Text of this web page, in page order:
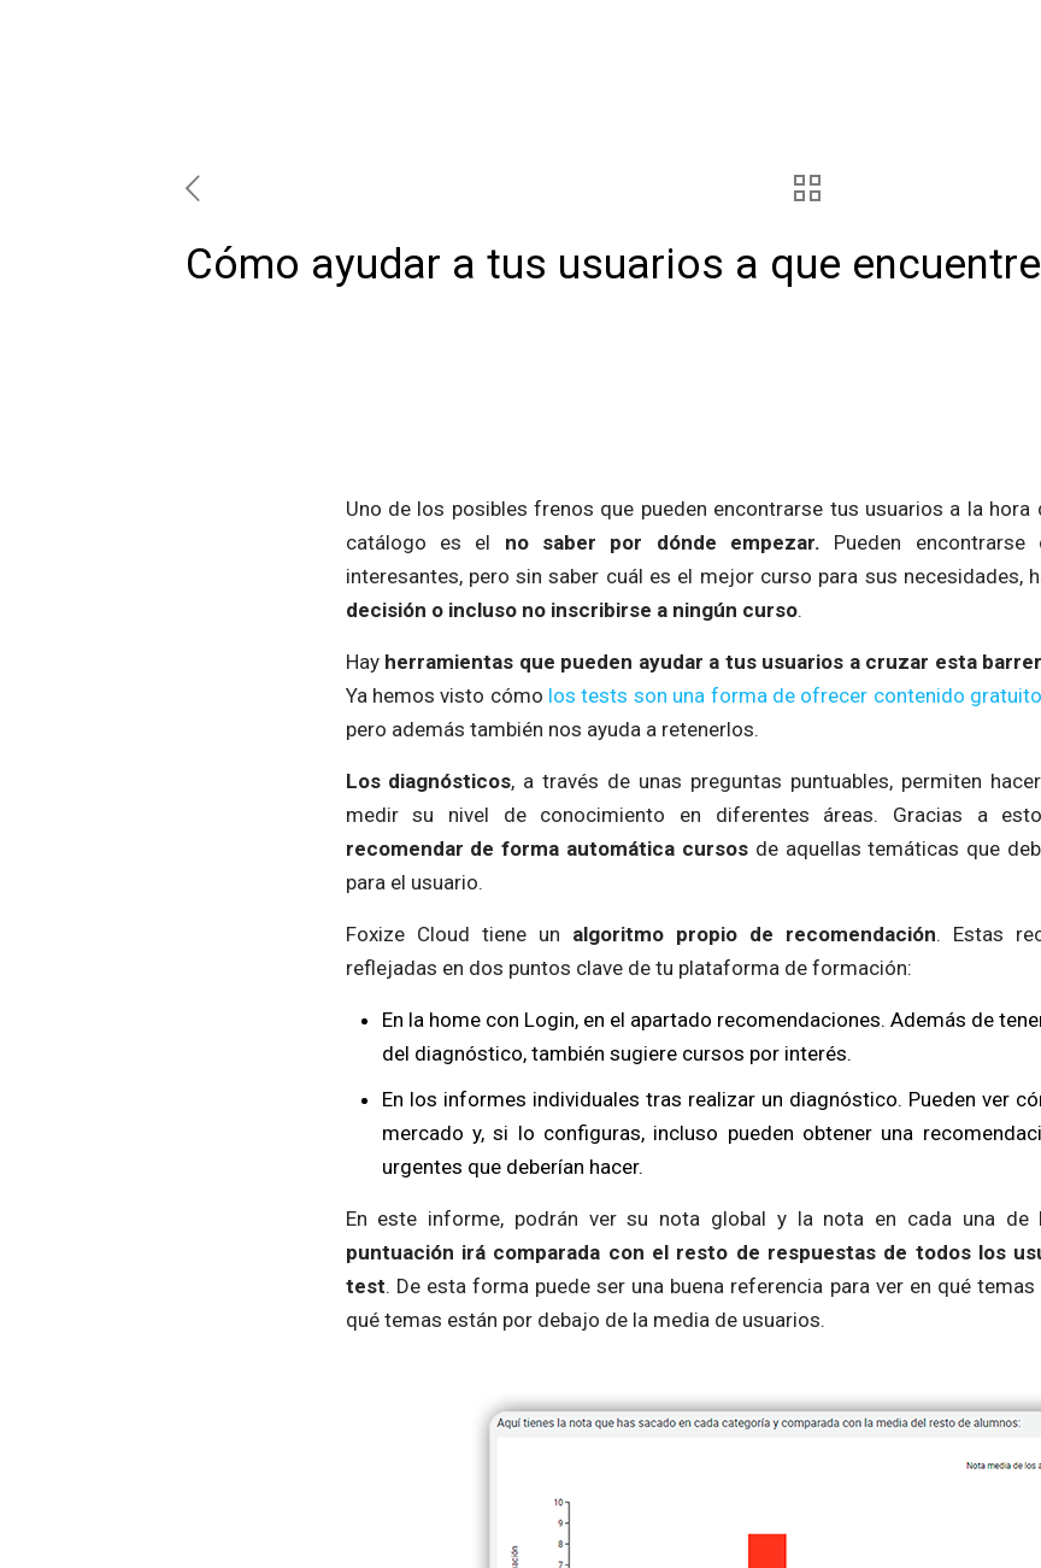
Cómo ayudar a tus usuarios a que
Uno de los posibles frenos que pueden encontrarse tus usuarios a la
catálogo es el no saber por dónde empezar. Pueden
interesantes, pero sin saber cuál es el mejor curso para sus necesidades,
decisión o incluso no inscribirse a ningún curso.
Hayherramientas que pueden ayudar a tus usuarios a cruzar esta
Ya hemos visto cómo los tests son una forma de ofrecer contenido
pero además también nos ayuda a retenerlos.
Los diagnósticos, a través de unas preguntas puntuables, permiten
medir su nivel de conocimiento en diferentes áreas. Gracias a
recomendar de forma automática cursosde aquellas temáticas que
para el usuario.
Foxize Cloud tiene un algoritmo propio de recomendación. Estas
reflejadas en dos puntos clave de tu plataforma de formación:
En la home con Login, en el apartado recomendaciones. Además de
del diagnóstico, también sugiere cursos por interés.
En los informes individuales tras realizar un diagnóstico. Pueden ver
mercado y, si lo configuras, incluso pueden obtener una
urgentes que deberían hacer.
En este informe, podrán ver su nota global y la nota en cada una de
puntuación irá comparada con el resto de respuestas de todos los
test. De esta forma puede ser una buena referencia para ver en qué
qué temas están por debajo de la media de usuarios.